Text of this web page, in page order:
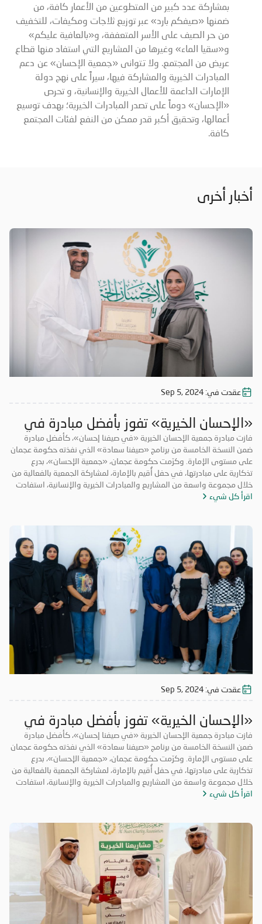
بمشاركة عدد كبير من المتطوعين من الأعمار كافة، من
ضمنها «صيفكم بارد» عبر توزيع ثلاجات ومكيفات، للتخفيف
من حر الصيف على الأسر المتعففة، و«بالعافية عليكم»
و«سقيا الماء» وغيرها من المشاريع التي استفاد منها قطاع
عريض من المجتمع. ولا تتوانى «جمعية الإحسان» عن دعم
المبادرات الخيرية والمشاركة فيها، سيراً على نهج دولة
الإمارات الداعمة للأعمال الخيرية والإنسانية، و تحرص
«الإحسان» دوماً على تصدر المبادرات الخيرية؛ بهدف توسيع
أعمالها، وتحقيق أكبر قدر ممكن من النفع لفئات المجتمع
كافة.
أخبار أخرى
عقدت في: Sep 5, 2024
«الإحسان الخيرية» تفوز بأفضل مبادرة في
«صيفنا سعادة»
فازت مبادرة جمعية الإحسان الخيرية «في صيفنا إحسان»، كأفضل مبادرة
ضمن النسخة الخامسة من برنامج «صيفنا سعادة» الذي نفذته حكومة عجمان
على مستوى الإمارة. وكرّمت حكومة عجمان، «جمعية الإحسان»، بدرع
تذكارية على مبادرتها، في حفل أُقيم بالإمارة، لمشاركة الجمعية بالفعالية من
خلال مجموعة واسعة من المشاريع والمبادرات الخيرية والإنسانية، استفادت
منها فئات مجتمعية عدة. ونفذت «الإحسان الخيرية» ضمن مبادرتها الصيفية،
المتعففة، و«بالعافية عليكم» و«سقيا الماء» وغيرها من المشاريع التي
استفاد منها قطاع عريض من المجتمع. ولا تتوانى «جمعية الإحسان» عن دعم
المبادرات الخيرية والمشاركة فيها، سيراً على نهج دولة الإمارات الداعمة
للأعمال الخيرية والإنسانية، و تحرص «الإحسان» دوماً على تصدر المبادرات
الخيرية؛ بهدف توسيع أعمالها، وتحقيق أكبر قدر ممكن من النفع لفئات
المجتمع كافة.
اقرأ كل شيء
عقدت في: Sep 5, 2024
«الإحسان الخيرية» تفوز بأفضل مبادرة في
«صيفنا سعادة»
فازت مبادرة جمعية الإحسان الخيرية «في صيفنا إحسان»، كأفضل مبادرة
ضمن النسخة الخامسة من برنامج «صيفنا سعادة» الذي نفذته حكومة عجمان
على مستوى الإمارة. وكرّمت حكومة عجمان، «جمعية الإحسان»، بدرع
تذكارية على مبادرتها، في حفل أُقيم بالإمارة، لمشاركة الجمعية بالفعالية من
خلال مجموعة واسعة من المشاريع والمبادرات الخيرية والإنسانية، استفادت
منها فئات مجتمعية عدة. ونفذت «الإحسان الخيرية» ضمن مبادرتها الصيفية،
المتعففة، و«بالعافية عليكم» و«سقيا الماء» وغيرها من المشاريع التي
استفاد منها قطاع عريض من المجتمع. ولا تتوانى «جمعية الإحسان» عن دعم
المبادرات الخيرية والمشاركة فيها، سيراً على نهج دولة الإمارات الداعمة
للأعمال الخيرية والإنسانية، و تحرص «الإحسان» دوماً على تصدر المبادرات
الخيرية؛ بهدف توسيع أعمالها، وتحقيق أكبر قدر ممكن من النفع لفئات
المجتمع كافة.
اقرأ كل شيء